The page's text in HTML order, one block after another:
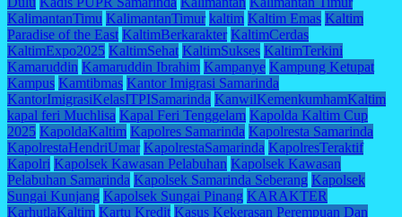
KalimantanTimu KalimantanTimur kaltim Kaltim Emas Kaltim
Paradise of the East KaltimBerkarakter KaltimCerdas
KaltimExpo2025 KaltimSehat KaltimSukses KaltimTerkini
Kamaruddin Kamaruddin Ibrahim Kampanye Kampung Ketupat
Kampus Kamtibmas Kantor Imigrasi Samarinda
KantorImigrasiKelasITPISamarinda KanwilKemenkumhamKaltim
kapal feri Muchlisa Kapal Feri Tenggelam Kapolda Kaltim Cup
2025 KapoldaKaltim Kapolres Samarinda Kapolresta Samarinda
KapolrestaHendriUmar KapolrestaSamarinda KapolresTeraktif
Kapolri Kapolsek Kawasan Pelabuhan Kapolsek Kawasan
Pelabuhan Samarinda Kapolsek Samarinda Seberang Kapolsek
Sungai Kunjang Kapolsek Sungai Pinang KARAKTER
KarhutlaKaltim Kartu Kredit Kasus Kekerasan Perempuan Dan